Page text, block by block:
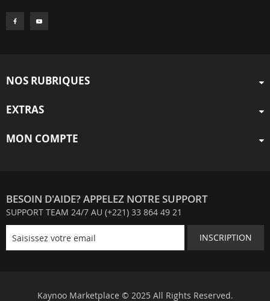
NOS RUBRIQUES
EXTRAS
MON COMPTE
BESOIN D'AIDE? APPELEZ NOTRE SUPPORT
SUPPORT TEAM 24/7 AU (+221) 33 864 49 21
INSCRIPTION
Kaynoo Marketplace © 2025 All Rights Reserved.